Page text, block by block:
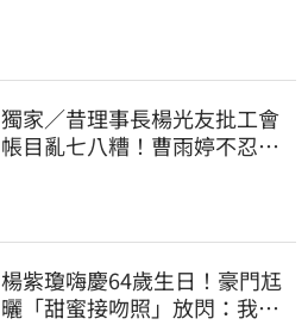
獨家／昔理事長楊光友批工會
帳目亂七八糟！曹雨婷不忍
楊紫瓊嗨慶64歲生日！豪門尪
曬「甜蜜接吻照」放閃：我親